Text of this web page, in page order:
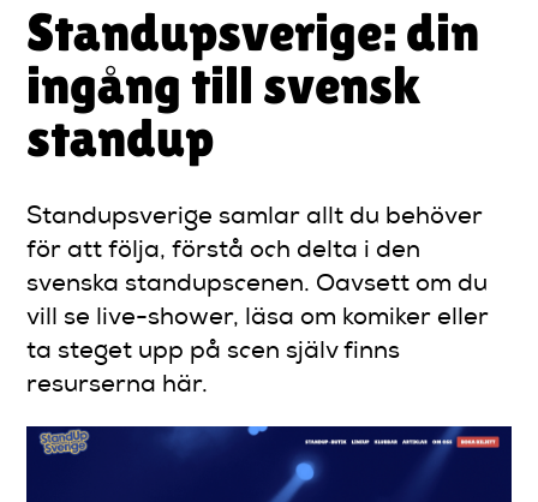
Standupsverige: din
ingång till svensk
standup
Standupsverige samlar allt du behöver
för att följa, förstå och delta i den
svenska standupscenen. Oavsett om du
vill se live-shower, läsa om komiker eller
ta steget upp på scen själv finns
resurserna här.